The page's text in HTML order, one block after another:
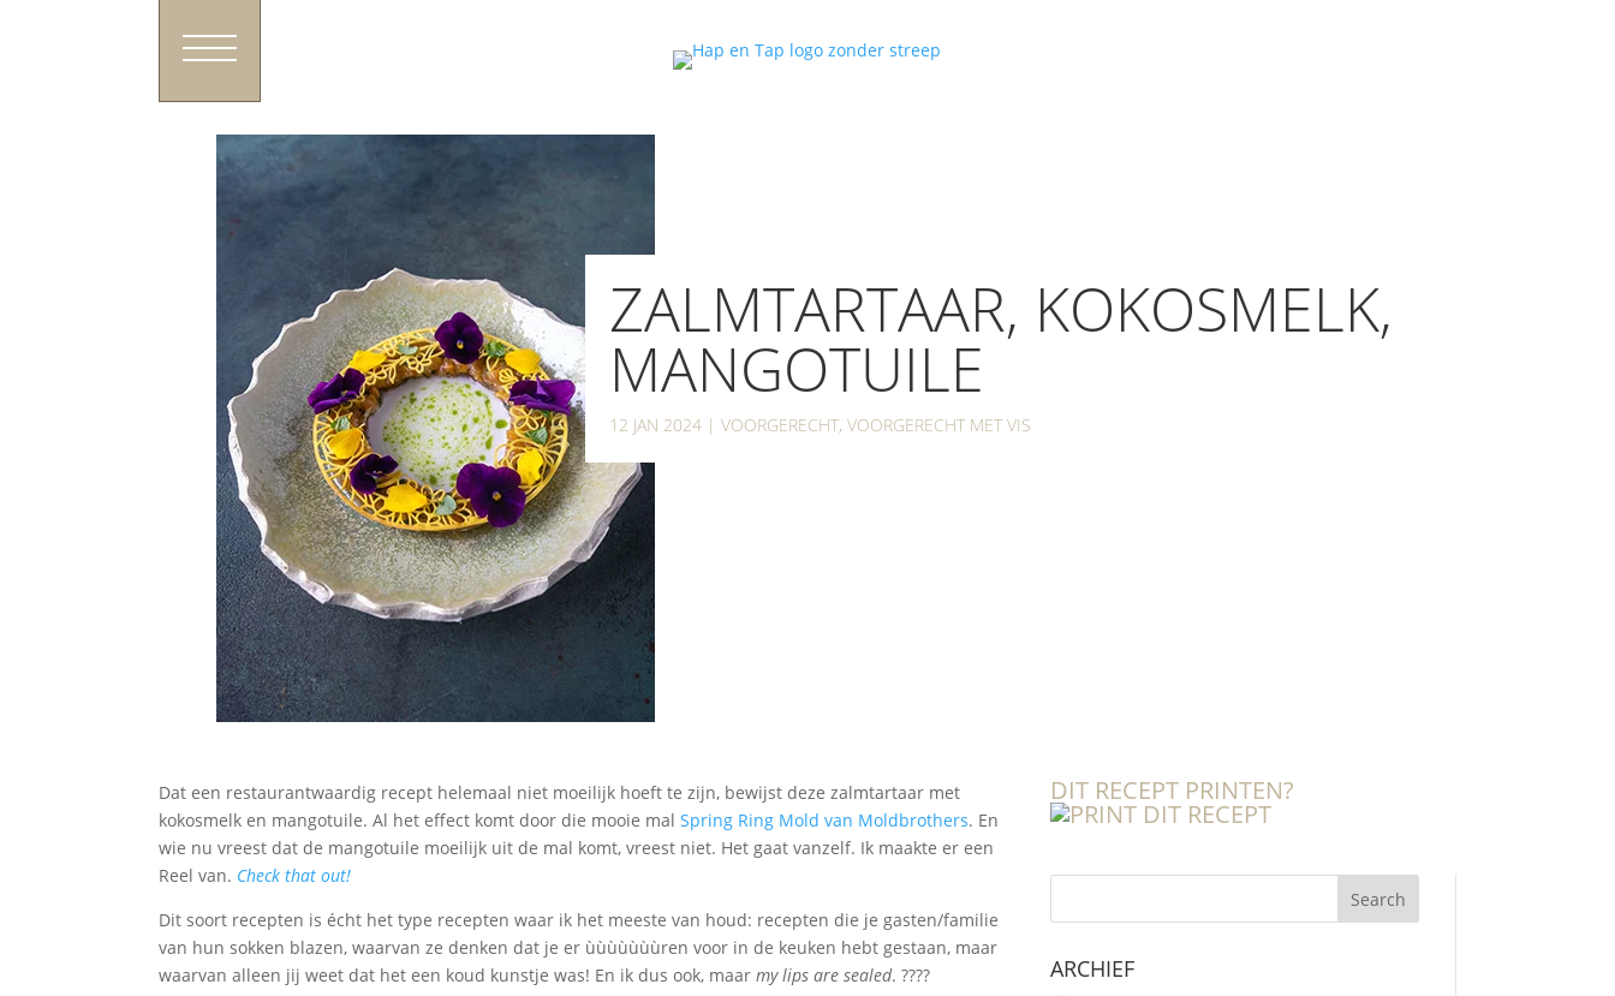
ZALMTARTAAR, KOKOSMELK,
MANGOTUILE
12 JAN 2024| VOORGERECHT, VOORGERECHT MET VIS
Dat een restaurantwaardig recept helemaal niet moeilijk hoeft te zijn, bewijst deze zalmtartaar met
kokosmelk en mangotuile. Al het effect komt door die mooie mal Spring Ring Mold van Moldbrothers. En
wie nu vreest dat de mangotuile moeilijk uit de mal komt, vreest niet. Het gaat vanzelf. Ik maakte er een
Reel van. Check that out!
Dit soort recepten is écht het type recepten waar ik het meeste van houd: recepten die je gasten/familie
van hun sokken blazen, waarvan ze denken dat je er ùùùùùùùren voor in de keuken hebt gestaan, maar
waarvan alleen jij weet dat het een koud kunstje was! En ik dus ook, maar my lips are sealed. ????
DIT RECEPT PRINTEN?
Search
ARCHIEF